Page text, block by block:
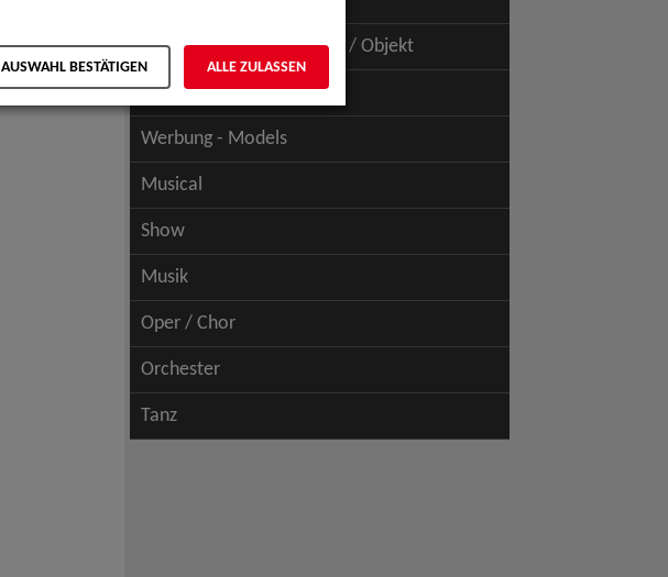
Schauspiel - Figur / Puppe / Objekt
Werbung - Talents
Werbung - Models
Musical
Show
Musik
Oper / Chor
Orchester
Tanz
AUSWAHL BESTÄTIGEN ALLE ZULASSEN